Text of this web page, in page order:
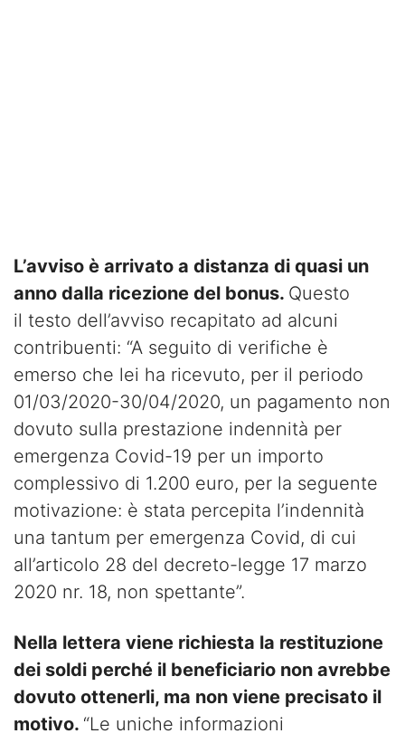
L’avviso è arrivato a distanza di quasi un
anno dalla ricezione del bonus. Questo
il testo dell’avviso recapitato ad alcuni
contribuenti: “A seguito di verifiche è
emerso che lei ha ricevuto, per il periodo
01/03/2020-30/04/2020, un pagamento non
dovuto sulla prestazione indennità per
emergenza Covid-19 per un importo
complessivo di 1.200 euro, per la seguente
motivazione: è stata percepita l’indennità
una tantum per emergenza Covid, di cui
all’articolo 28 del decreto-legge 17 marzo
2020 nr. 18, non spettante”.
Nella lettera viene richiesta la restituzione
dei soldi perché il beneficiario non avrebbe
dovuto ottenerli, ma non viene precisato il
motivo. “Le uniche informazioni